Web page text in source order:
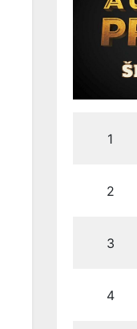
1
2
3
4